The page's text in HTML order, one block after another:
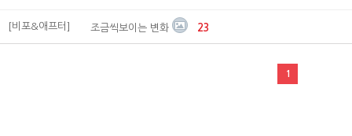
[비포&애프터] 조금씩보이는 변화 23
1